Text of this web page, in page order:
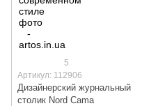
5
Артикул: 112906
Дизайнерский журнальный
столик Nord Cama